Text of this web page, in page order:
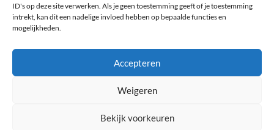
ID's op deze site verwerken. Als je geen toestemming geeft of je toestemming
intrekt, kan dit een nadelige invloed hebben op bepaalde functies en
mogelijkheden.
Accepteren
Weigeren
Bekijk voorkeuren
redactie@noordactueel.nl
| WordPress | © Copyright All right reserved